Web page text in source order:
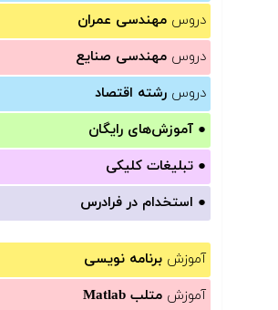
دروس مهندسی عمران
دروس مهندسی صنایع
دروس رشته اقتصاد
● آموزش‌های رایگان
● تبلیغات کلیکی
● استخدام در فرادرس
آموزش برنامه نویسی
آموزش متلب Matlab